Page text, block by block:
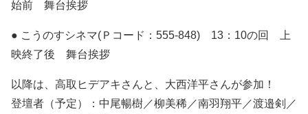
始前 舞台挨拶
● こうのすシネマ(Ｐコード：555-848) 13：10の回 上
映終了後 舞台挨拶
以降は、高取ヒデアキさんと、大西洋平さんが参加！
登壇者（予定）：中尾暢樹／柳美稀／南羽翔平／渡邉剣／